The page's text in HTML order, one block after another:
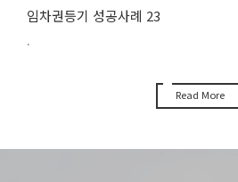
임차권등기 성공사례 23
.
Read More